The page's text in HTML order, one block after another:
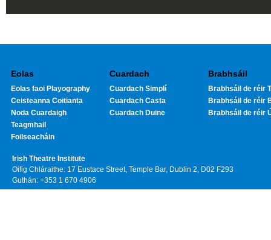
Eolas
Eolas faoi Playography
Ceisteanna Coitianta
Noda Cuardaigh
Teagmhail
Foilseacháin
Cuardach
Cuardach Simplí
Cuardach Casta
Cuardach Duine
Brabhsáil
Brabhsáil de réir
Brabhsáil de réir
Brabhsáil de réir
Irish Theatre Institute
Oifig Chláraithe: 17 Eustace Street, Temple Bar, Dublin 2, D02 F293
Guthán: +353 1 670 4906